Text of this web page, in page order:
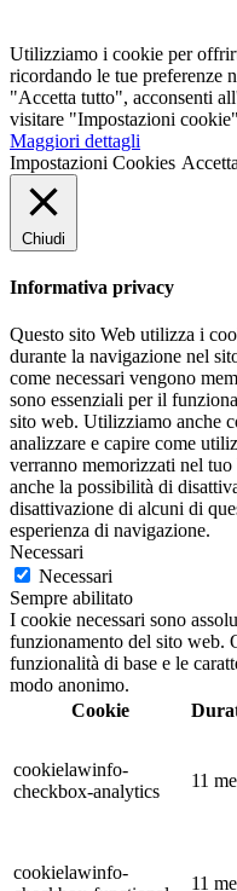
Utilizziamo i cookie per
ricordando le tue preferenze
"Accetta tutto", acconsenti
visitare "Impostazioni
Maggiori dettagli
Impostazioni Cookies
Chiudi
Informativa privacy
Questo sito Web utilizza i
durante la navigazione nel
come necessari vengono
sono essenziali per il
sito web. Utilizziamo anche
analizzare e capire come
verranno memorizzati nel
anche la possibilità di
disattivazione di alcuni di
esperienza di navigazione.
Necessari
Necessari
Sempre abilitato
I cookie necessari sono
funzionamento del sito web.
funzionalità di base e le
modo anonimo.
Cookie
cookielawinfo-
checkbox-analytics
11
cookielawinfo-
11